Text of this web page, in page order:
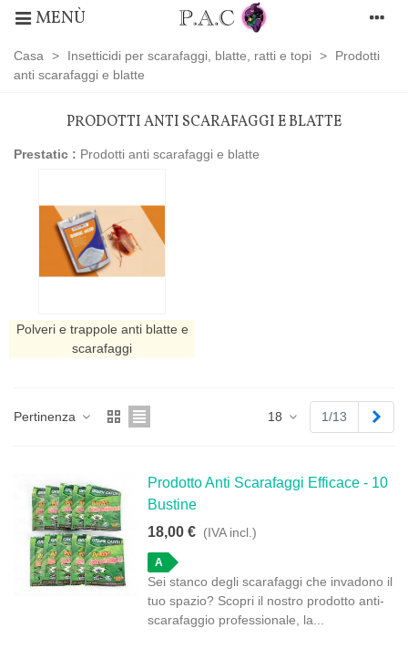
MENÙ
Casa > Insetticidi per scarafaggi, blatte, ratti e topi >
Prodotti
anti scarafaggi e blatte
PRODOTTI ANTI SCARAFAGGI E BLATTE
Prestatic : Prodotti anti scarafaggi e blatte
Polveri e trappole anti blatte e
scarafaggi
Pertinenza 18 1/13
Prodotto Anti Scarafaggi Efficace - 10
Bustine
18,00 € (IVA incl.)
A
Sei stanco degli scarafaggi che invadono il
tuo spazio? Scopri il nostro prodotto anti-
scarafaggio professionale, la...